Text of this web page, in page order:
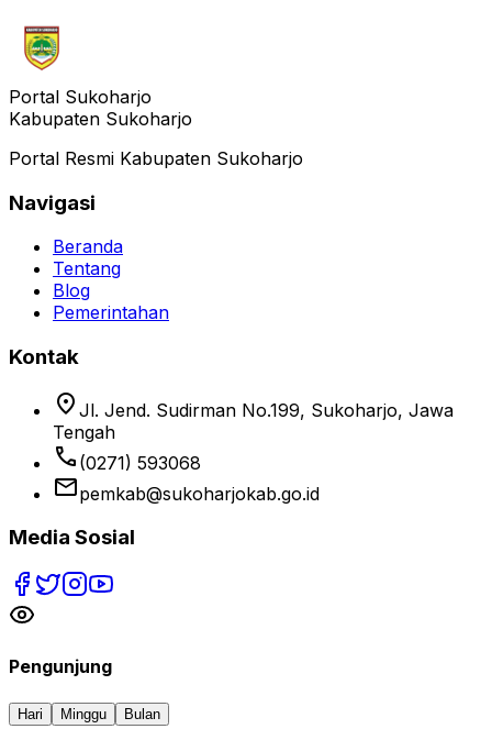
Portal Sukoharjo
Kabupaten Sukoharjo
Portal Resmi Kabupaten Sukoharjo
Navigasi
Beranda
Tentang
Blog
Pemerintahan
Kontak
location_on Jl. Jend. Sudirman No.199, Sukoharjo, Jawa
Tengah
phone (0271) 593068
emailpemkab@sukoharjokab.go.id
Media Sosial
Pengunjung
Hari Minggu Bulan